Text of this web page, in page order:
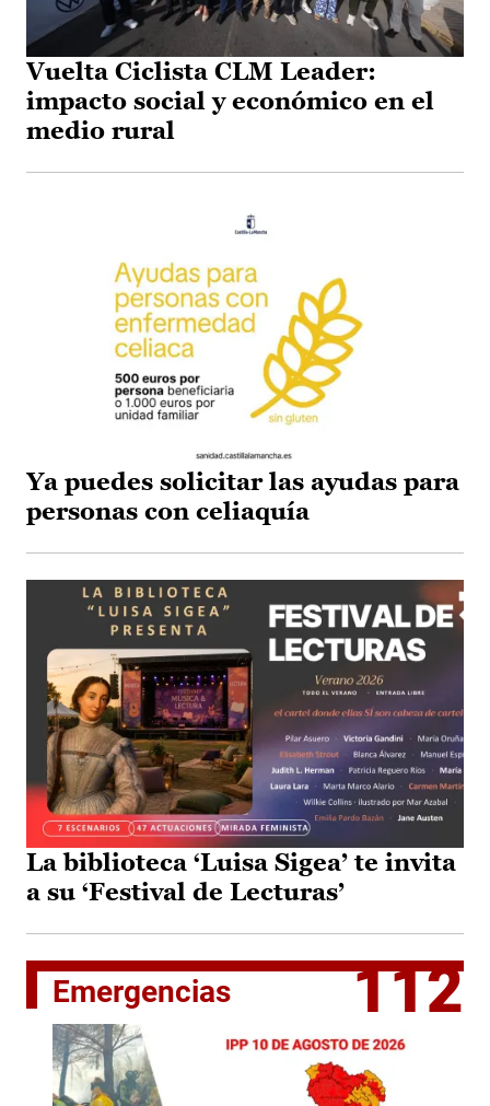
Vuelta Ciclista CLM Leader:
impacto social y económico en el
medio rural
Ya puedes solicitar las ayudas para
personas con celiaquía
La biblioteca ‘Luisa Sigea’ te invita
a su ‘Festival de Lecturas’
Emergencias 112